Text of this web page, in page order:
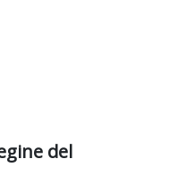
del